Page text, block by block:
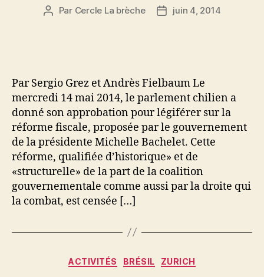
Auteur
Par Cercle La brèche
Datejuin 4, 2014
Par Sergio Grez et Andrès Fielbaum Le
mercredi 14 mai 2014, le parlement chilien a
donné son approbation pour légiférer sur la
réforme fiscale, proposée par le gouvernement
de la présidente Michelle Bachelet. Cette
réforme, qualifiée d’historique» et de
«structurelle» de la part de la coalition
gouvernementale comme aussi par la droite qui
la combat, est censée […]
Catégories
ACTIVITÉS BRÉSIL ZURICH